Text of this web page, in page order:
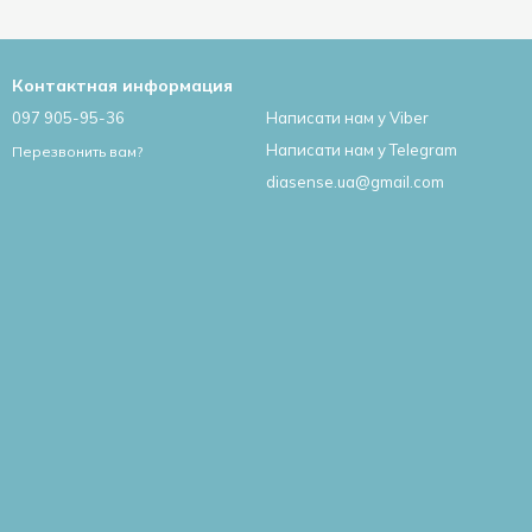
Контактная информация
097 905-95-36
Перезвонить вам?
Написати нам у Viber
Написати нам у Telegram
diasense.ua@gmail.com